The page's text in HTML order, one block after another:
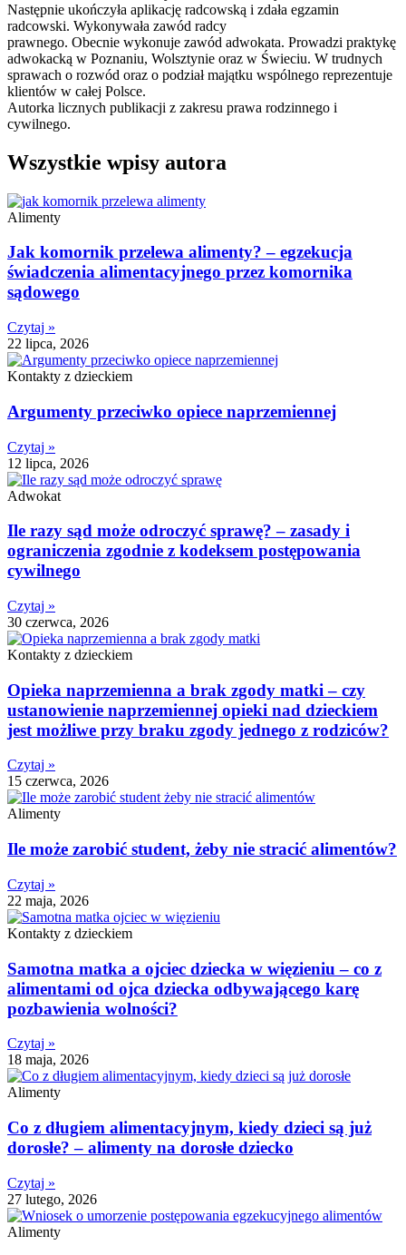
Następnie ukończyła aplikację radcowską i zdała egzamin
radcowski. Wykonywała zawód radcy
prawnego. Obecnie wykonuje zawód adwokata. Prowadzi praktykę
adwokacką w Poznaniu, Wolsztynie oraz w Świeciu. W trudnych
sprawach o rozwód oraz o podział majątku wspólnego reprezentuje
klientów w całej Polsce.
Autorka licznych publikacji z zakresu prawa rodzinnego i
cywilnego.
Wszystkie wpisy autora
Alimenty
Jak komornik przelewa alimenty? – egzekucja
świadczenia alimentacyjnego przez komornika
sądowego
Czytaj »
22 lipca, 2026
Kontakty z dzieckiem
Argumenty przeciwko opiece naprzemiennej
Czytaj »
12 lipca, 2026
Adwokat
Ile razy sąd może odroczyć sprawę? – zasady i
ograniczenia zgodnie z kodeksem postępowania
cywilnego
Czytaj »
30 czerwca, 2026
Kontakty z dzieckiem
Opieka naprzemienna a brak zgody matki – czy
ustanowienie naprzemiennej opieki nad dzieckiem
jest możliwe przy braku zgody jednego z rodziców?
Czytaj »
15 czerwca, 2026
Alimenty
Ile może zarobić student, żeby nie stracić alimentów?
Czytaj »
22 maja, 2026
Kontakty z dzieckiem
Samotna matka a ojciec dziecka w więzieniu – co z
alimentami od ojca dziecka odbywającego karę
pozbawienia wolności?
Czytaj »
18 maja, 2026
Alimenty
Co z długiem alimentacyjnym, kiedy dzieci są już
dorosłe? – alimenty na dorosłe dziecko
Czytaj »
27 lutego, 2026
Alimenty